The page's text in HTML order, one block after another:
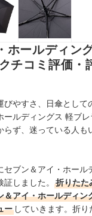
ホールディン
チコミ評価・
びやすさ、日傘として
ールディングス 軽ブ
らず、迷っている人も
セブン＆アイ・ホール
しました。
折りたた
＆アイ・ホールディン
ー していきます。折